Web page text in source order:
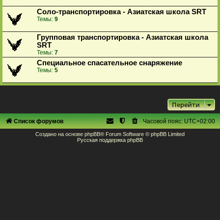
Соло-транспортировка - Азиатская школа SRT
Темы: 9
Групповая транспортировка - Азиатская школа
SRT
Темы: 7
Специальное спасательное снаряжение
Темы: 5
Перейти
Список форумов Часовой пояс:UTC+02:00
Создано на основе phpBB® Forum Software © phpBB Limited
Русская поддержка phpBB